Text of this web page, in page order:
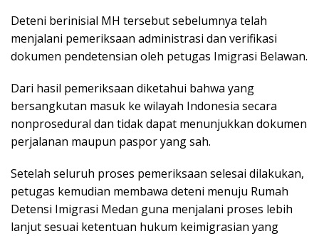
Deteni berinisial MH tersebut sebelumnya telah
menjalani pemeriksaan administrasi dan verifikasi
dokumen pendetensian oleh petugas Imigrasi Belawan.
Dari hasil pemeriksaan diketahui bahwa yang
bersangkutan masuk ke wilayah Indonesia secara
nonprosedural dan tidak dapat menunjukkan dokumen
perjalanan maupun paspor yang sah.
Setelah seluruh proses pemeriksaan selesai dilakukan,
petugas kemudian membawa deteni menuju Rumah
Detensi Imigrasi Medan guna menjalani proses lebih
lanjut sesuai ketentuan hukum keimigrasian yang